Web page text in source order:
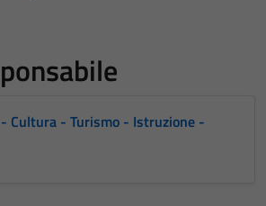
Cultura - Turismo - Istruzione -